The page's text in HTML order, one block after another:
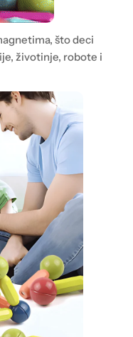
što deci
životinje, robote i